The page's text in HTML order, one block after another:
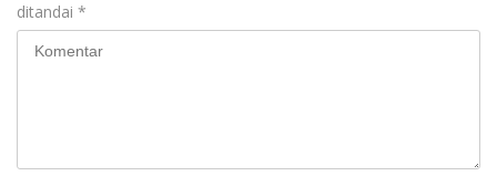
ditandai *